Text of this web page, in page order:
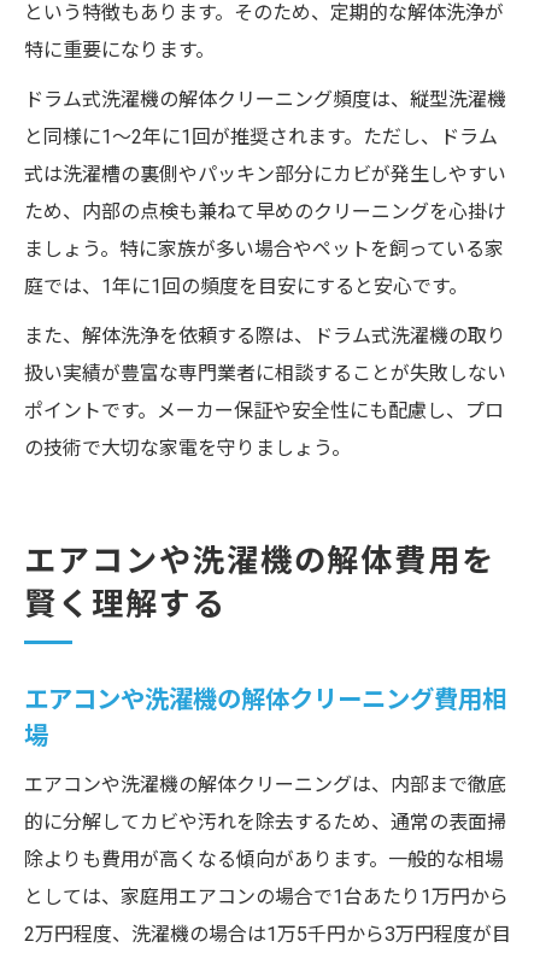
という特徴もあります。そのため、定期的な解体洗浄が
特に重要になります。
ドラム式洗濯機の解体クリーニング頻度は、縦型洗濯機
と同様に1～2年に1回が推奨されます。ただし、ドラム
式は洗濯槽の裏側やパッキン部分にカビが発生しやすい
ため、内部の点検も兼ねて早めのクリーニングを心掛け
ましょう。特に家族が多い場合やペットを飼っている家
庭では、1年に1回の頻度を目安にすると安心です。
また、解体洗浄を依頼する際は、ドラム式洗濯機の取り
扱い実績が豊富な専門業者に相談することが失敗しない
ポイントです。メーカー保証や安全性にも配慮し、プロ
の技術で大切な家電を守りましょう。
エアコンや洗濯機の解体費用を
賢く理解する
エアコンや洗濯機の解体クリーニング費用相
場
エアコンや洗濯機の解体クリーニングは、内部まで徹底
的に分解してカビや汚れを除去するため、通常の表面掃
除よりも費用が高くなる傾向があります。一般的な相場
としては、家庭用エアコンの場合で1台あたり1万円から
2万円程度、洗濯機の場合は1万5千円から3万円程度が目